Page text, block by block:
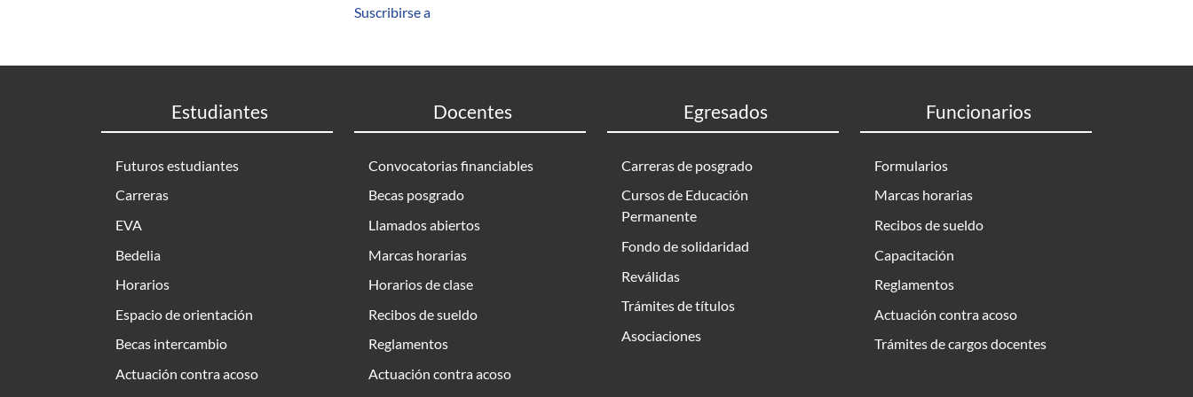
Suscribirse a
Estudiantes
Futuros estudiantes
Carreras
EVA
Bedelia
Horarios
Espacio de orientación
Becas intercambio
Actuación contra acoso
Docentes
Convocatorias financiables
Becas posgrado
Llamados abiertos
Marcas horarias
Horarios de clase
Recibos de sueldo
Reglamentos
Actuación contra acoso
Egresados
Carreras de posgrado
Cursos de Educación
Permanente
Fondo de solidaridad
Reválidas
Trámites de títulos
Asociaciones
Funcionarios
Formularios
Marcas horarias
Recibos de sueldo
Capacitación
Reglamentos
Actuación contra acoso
Trámites de cargos docentes